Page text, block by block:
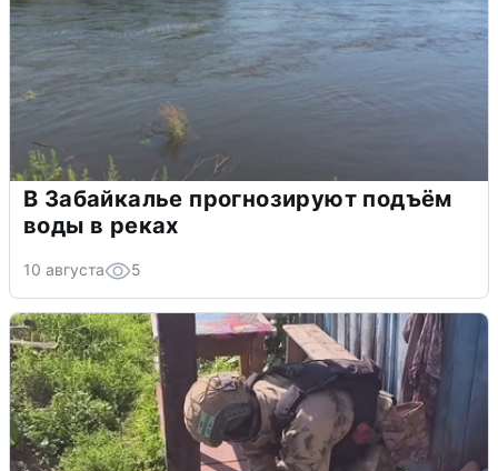
В Забайкалье прогнозируют подъём
воды в реках
10 августа 5